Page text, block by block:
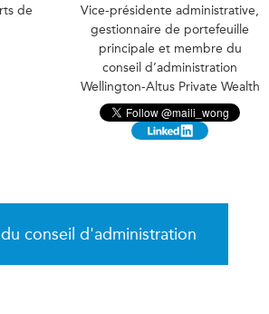
de
Vice-présidente administrative,
gestionnaire de portefeuille
principale et membre du
conseil d’administration
Wellington-Altus Private Wealth
conseil d'administration